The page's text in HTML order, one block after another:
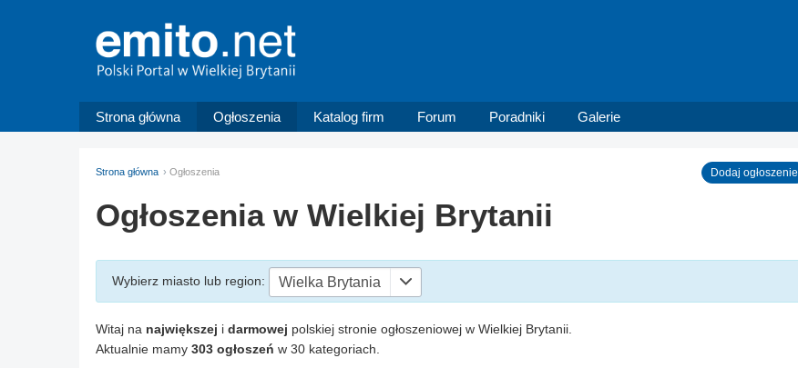
Strona główna Ogłoszenia Katalog firm Forum Poradniki Galerie
Strona główna Ogłoszenia Dodaj ogłoszenie
Ogłoszenia w Wielkiej Brytanii
Wybierz miasto lub region: Wielka Brytania
Witaj na największej i darmowej polskiej stronie ogłoszeniowej w Wielkiej Brytanii.
Aktualnie mamy 303 ogłoszeń w 30 kategoriach.